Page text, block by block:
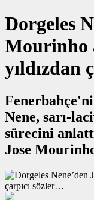
Dorgeles
Mourinho
yıldızdan
Nene, sarı-
sürecini
Jose